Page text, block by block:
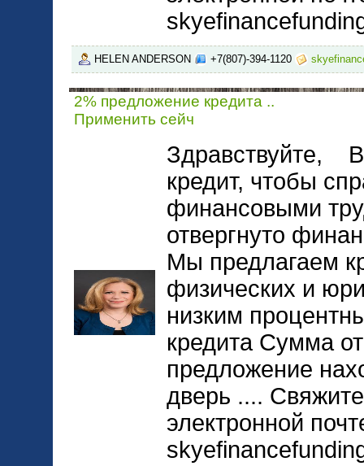
HELEN ANDERSON +7(807)-394-1120
2% предложение кредита ..
Применить сейч
Здравствуйте,
кредит, чтобы
финансовыми
отвергнуто
Мы предлагаем
физических и
низким
кредита Сумма
предложение
дверь ....
электронной